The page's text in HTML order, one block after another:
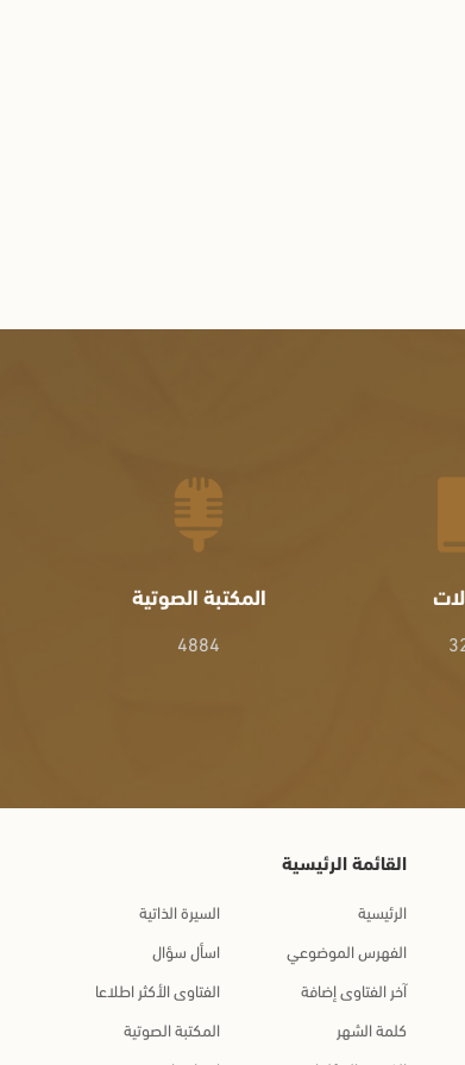
المكتبة الصوتية
4884
القائمة الرئيسية
الرئيسية
السيرة الذاتية
الفهرس الموضوعي
اسأل سؤال
آخر الفتاوى إضافة
الفتاوى الأكثر اطلاعا
كلمة الشهر
المكتبة الصوتية